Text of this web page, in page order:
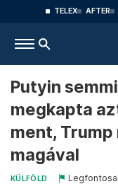
TELEX AFTER
Putyin
megkapta
ment,
magával
KÜLFÖLD